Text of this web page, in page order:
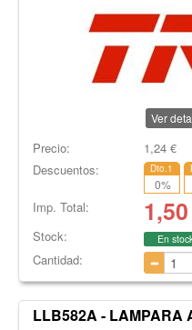
Ver
Precio: 1,24€
Descuentos:
Dto.1
0%
Imp. Total: 1,50
Stock: En
Cantidad:
LLB582A - LAMPARA